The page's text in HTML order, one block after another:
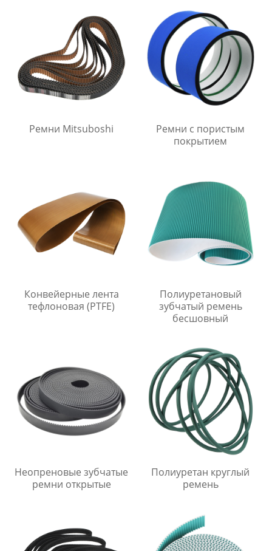
Ремни Mitsuboshi
Ремни с пористым
покрытием
Конвейерные лента
тефлоновая (PTFE)
Полиуретановый
зубчатый ремень
бесшовный
Неопреновые зубчатые
ремни открытые
Полиуретан круглый
ремень